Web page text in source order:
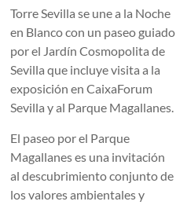
Torre Sevilla se une a la Noche
en Blanco con un paseo guiado
por el Jardín Cosmopolita de
Sevilla que incluye visita a la
exposición en CaixaForum
Sevilla y al Parque Magallanes.
El paseo por el Parque
Magallanes es una invitación
al descubrimiento conjunto de
los valores ambientales y